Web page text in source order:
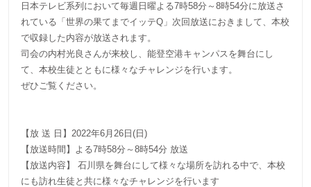
日本テレビ系列において毎週日曜よる7時58分～8時54分に放送さ
れている「世界の果てまでイッテQ」次回放送におきまして、本校
で収録した内容が放送されます。
司会の内村光良さんが来校し、能登空港キャンパスを舞台にし
て、本校生徒とともに様々なチャレンジを行います。
ぜひご覧ください。
【放 送 日】2022年6月26日(日)
【放送時間】よる7時58分～8時54分 放送
【放送内容】 石川県を舞台にして様々な場所を訪れる中で、本校
にも訪れ生徒と共に様々なチャレンジを行います